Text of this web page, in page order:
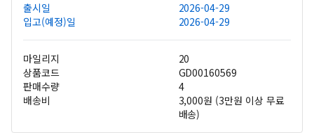
출시일
2026-04-29
입고(예정)일
2026-04-29
마일리지
20
상품코드
GD00160569
판매수량
4
배송비
3,000원 (3만원 이상 무료
배송)